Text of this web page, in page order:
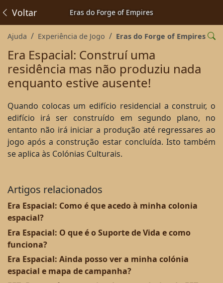
Eras do Forge of Empires
Voltar
Ajuda Experiência de Jogo Eras do Forge of Empires
Era Espacial: Construí uma
residência mas não produziu nada
enquanto estive ausente!
Quando colocas um edifício residencial a construir, o
edifício irá ser construído em segundo plano, no
entanto não irá iniciar a produção até regressares ao
jogo após a construção estar concluída. Isto também
se aplica às Colónias Culturais.
Artigos relacionados
Era Espacial: Como é que acedo à minha colonia
espacial?
Era Espacial: O que é o Suporte de Vida e como
funciona?
Era Espacial: Ainda posso ver a minha colónia
espacial e mapa de campanha?